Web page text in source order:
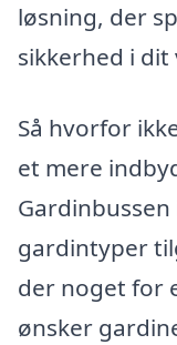
løsning, der
sikkerhed i dit
Så hvorfor
et mere
gardintyper
der noget for
ønsker